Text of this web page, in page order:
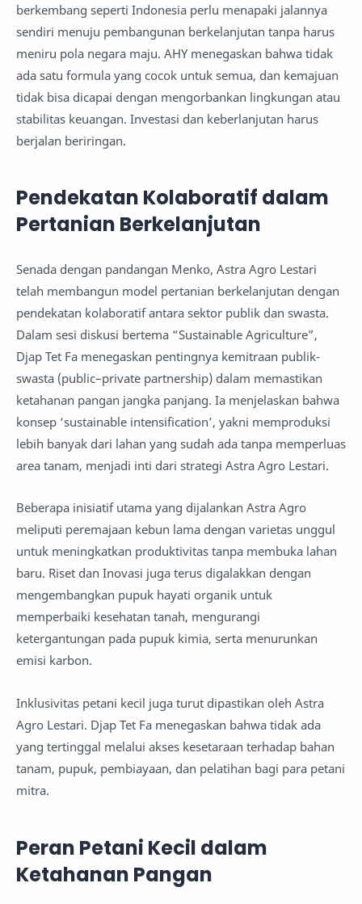
berkembang seperti Indonesia perlu menapaki jalannya
sendiri menuju pembangunan berkelanjutan tanpa harus
meniru pola negara maju. AHY menegaskan bahwa tidak
ada satu formula yang cocok untuk semua, dan kemajuan
tidak bisa dicapai dengan mengorbankan lingkungan atau
stabilitas keuangan. Investasi dan keberlanjutan harus
berjalan beriringan.
Pendekatan Kolaboratif dalam
Pertanian Berkelanjutan
Senada dengan pandangan Menko, Astra Agro Lestari
telah membangun model pertanian berkelanjutan dengan
pendekatan kolaboratif antara sektor publik dan swasta.
Dalam sesi diskusi bertema “Sustainable Agriculture”,
Djap Tet Fa menegaskan pentingnya kemitraan publik-
swasta (public–private partnership) dalam memastikan
ketahanan pangan jangka panjang. Ia menjelaskan bahwa
konsep ‘sustainable intensification’, yakni memproduksi
lebih banyak dari lahan yang sudah ada tanpa memperluas
area tanam, menjadi inti dari strategi Astra Agro Lestari.
Beberapa inisiatif utama yang dijalankan Astra Agro
meliputi peremajaan kebun lama dengan varietas unggul
untuk meningkatkan produktivitas tanpa membuka lahan
baru. Riset dan Inovasi juga terus digalakkan dengan
mengembangkan pupuk hayati organik untuk
memperbaiki kesehatan tanah, mengurangi
ketergantungan pada pupuk kimia, serta menurunkan
emisi karbon.
Inklusivitas petani kecil juga turut dipastikan oleh Astra
Agro Lestari. Djap Tet Fa menegaskan bahwa tidak ada
yang tertinggal melalui akses kesetaraan terhadap bahan
tanam, pupuk, pembiayaan, dan pelatihan bagi para petani
mitra.
Peran Petani Kecil dalam
Ketahanan Pangan